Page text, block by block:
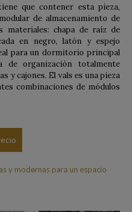
que contener esta pieza,
de almacenamiento de
materiales: chapa de raíz de
en negro, latón y espejo
para un dormitorio principal
organización totalmente
y cajones. El vals es una pieza
combinaciones de módulos